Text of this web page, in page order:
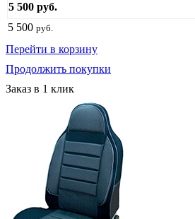
5 500 руб.
5 500 руб.
Перейти в корзину
Продолжить покупки
Заказ в 1 клик